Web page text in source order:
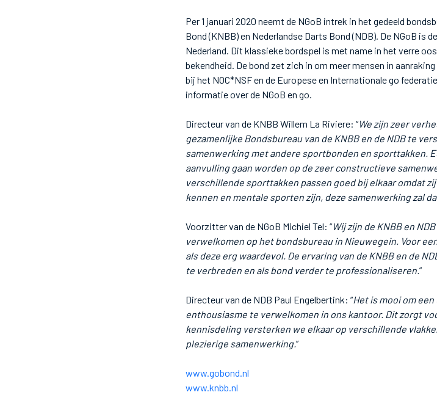
Per 1 januari 2020 neemt de NGoB intrek in het gedeeld
Bond (KNBB) en Nederlandse Darts Bond (NDB). De NGoB is
Nederland. Dit klassieke bordspel is met name in het verre
bekendheid. De bond zet zich in om meer mensen in
bij het NOC*NSF en de Europese en Internationale go
informatie over de NGoB en go.
Directeur van de KNBB Willem La Riviere: “We zijn zeer
gezamenlijke Bondsbureau van de KNBB en de NDB te
samenwerking met andere sportbonden en sporttakken.
aanvulling gaan worden op de zeer constructieve
verschillende sporttakken passen goed bij elkaar omdat
kennen en mentale sporten zijn, deze samenwerking zal
Voorzitter van de NGoB Michiel Tel: “Wij zijn de KNBB en
verwelkomen op het bondsbureau in Nieuwegein. Voor
als deze erg waardevol. De ervaring van de KNBB en de
te verbreden en als bond verder te professionaliseren. ”
Directeur van de NDB Paul Engelbertink: “Het is mooi om
enthousiasme te verwelkomen in ons kantoor. Dit zorgt
kennisdeling versterken we elkaar op verschillende
plezierige samenwerking.”
www.gobond.nl
www.knbb.nl